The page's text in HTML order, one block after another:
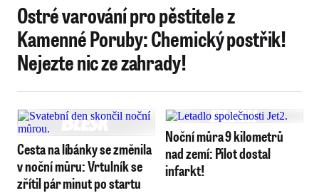
Ostré varování pro pěstitele z
Kamenné Poruby: Chemický postřik!
Nejezte nic ze zahrady!
Cesta na líbánky se změnila
v noční můru: Vrtulník se
zřítil pár minut po startu
Noční můra 9 kilometrů
nad zemí: Pilot dostal
infarkt!